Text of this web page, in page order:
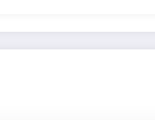
trabalho